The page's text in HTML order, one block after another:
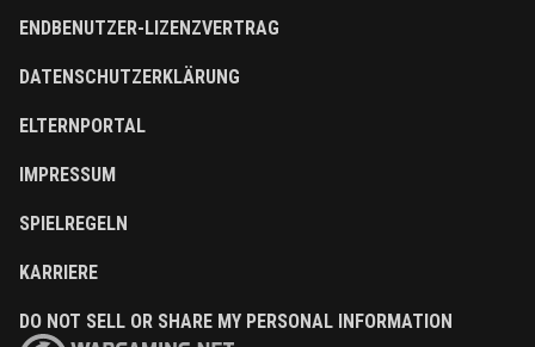
ENDBENUTZER-LIZENZVERTRAG
DATENSCHUTZERKLÄRUNG
ELTERNPORTAL
IMPRESSUM
SPIELREGELN
KARRIERE
DO NOT SELL OR SHARE MY PERSONAL INFORMATION